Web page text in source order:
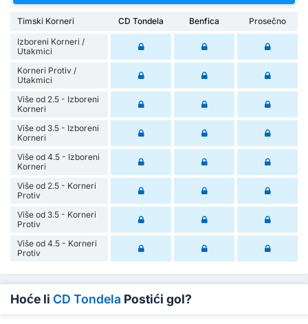
Timski Korneri CD Tondela Benfica
Prosečno
Izboreni Korneri /
Utakmici
Korneri Protiv /
Utakmici
Više od 2.5 - Izboreni
Korneri
Više od 3.5 - Izboreni
Korneri
Više od 4.5 - Izboreni
Korneri
Više od 2.5 - Korneri
Protiv
Više od 3.5 - Korneri
Protiv
Više od 4.5 - Korneri
Protiv
Hoće li CD Tondela Postići gol?